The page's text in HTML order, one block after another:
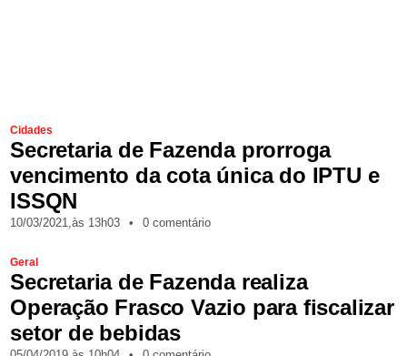
Cidades
Secretaria de Fazenda prorroga
vencimento da cota única do IPTU e
ISSQN
10/03/2021,às 13h03 • 0 comentário
Geral
Secretaria de Fazenda realiza
Operação Frasco Vazio para fiscalizar
setor de bebidas